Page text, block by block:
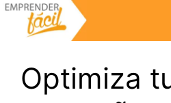
Saltar
Optimiza